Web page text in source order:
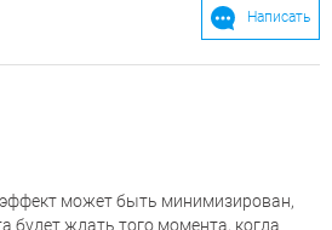
Написать
может быть минимизирован,
будет ждать того момента, когда